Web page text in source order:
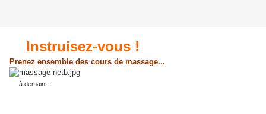
Instruisez-vous !
Prenez ensemble des cours de massage...
à demain...